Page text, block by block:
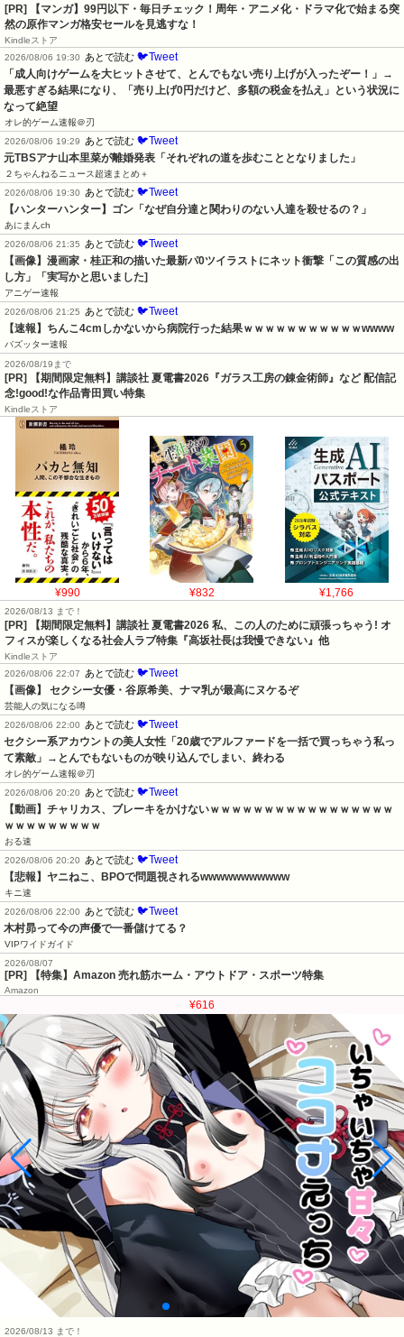
[PR] 【マンガ】99円以下・毎日チェック！周年・アニメ化・ドラマ化で始まる突
然の原作マンガ格安セールを見逃すな！
Kindleストア
2026/08/06 19:30
あとで読む 🐦Tweet
「成人向けゲームを大ヒットさせて、とんでもない売り上げが入ったぞー！」→
最悪すぎる結果になり、「売り上げ0円だけど、多額の税金を払え」という状況に
なって絶望
オレ的ゲーム速報＠刃
2026/08/06 19:29
あとで読む 🐦Tweet
元TBSアナ山本里菜が離婚発表「それぞれの道を歩むこととなりました」
２ちゃんねるニュース超速まとめ＋
2026/08/06 19:30
あとで読む 🐦Tweet
【ハンターハンター】ゴン「なぜ自分達と関わりのない人達を殺せるの？」
あにまんch
2026/08/06 21:35
あとで読む 🐦Tweet
【画像】漫画家・桂正和の描いた最新パ0ツイラストにネット衝撃「この質感の出
し方」「実写かと思いました]
アニゲー速報
2026/08/06 21:25
あとで読む 🐦Tweet
【速報】ちんこ4cmしかないから病院行った結果ｗｗｗｗｗｗｗｗｗｗｗwwww
バズッター速報
2026/08/19まで
[PR] 【期間限定無料】講談社 夏電書2026『ガラス工房の錬金術師』など 配信記
念!good!な作品青田買い特集
Kindleストア
¥990 ¥832 ¥1,766
2026/08/13 まで！
[PR] 【期間限定無料】講談社 夏電書2026 私、この人のために頑張っちゃう! オ
フィスが楽しくなる社会人ラブ特集『高坂社長は我慢できない』他
Kindleストア
2026/08/06 22:07
あとで読む 🐦Tweet
【画像】 セクシー女優・谷原希美、ナマ乳が最高にヌケるぞ
芸能人の気になる噂
2026/08/06 22:00
あとで読む 🐦Tweet
セクシー系アカウントの美人女性「20歳でアルファードを一括で買っちゃう私っ
て素敵」→とんでもないものが映り込んでしまい、終わる
オレ的ゲーム速報＠刃
2026/08/06 20:20
あとで読む 🐦Tweet
【動画】チャリカス、ブレーキをかけないｗｗｗｗｗｗｗｗｗｗｗｗｗｗｗｗｗ
ｗｗｗｗｗｗｗｗｗ
おる速
2026/08/06 20:20
あとで読む 🐦Tweet
【悲報】ヤニねこ、BPOで問題視されるwwwwwwwwwww
キニ速
2026/08/06 22:00
あとで読む 🐦Tweet
木村昴って今の声優で一番儲けてる？
VIPワイドガイド
2026/08/07
[PR] 【特集】Amazon 売れ筋ホーム・アウトドア・スポーツ特集
Amazon
¥616
2026/08/13 まで！